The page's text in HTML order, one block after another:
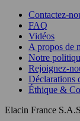
Contactez-
FAQ
Vidéos
A propos de
Notre
Rejoignez-
Déclarations
Éthique &
Elacin France